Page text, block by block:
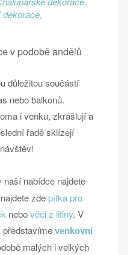
dekorace,
v podobě andělů
důležitou součástí
nebo balkonů.
i venku, zkrášlují a
řadě sklízejí
nabídce najdete
zdepítka pro
nebověci z litiny. V
venkovní
malých i velkých